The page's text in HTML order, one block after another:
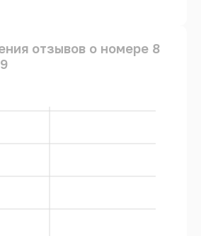
отзывов о номере 8